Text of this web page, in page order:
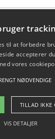
- Pilanto
til at forbedre
accepterer
vores
NØDVENDIGE
TILLAD IKKE
VIS DETALJER